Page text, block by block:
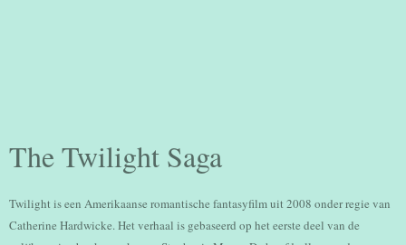
The Twilight Saga
Twilight is een Amerikaanse romantische fantasyfilm uit 2008 onder regie van
Catherine Hardwicke. Het verhaal is gebaseerd op het eerste deel van de